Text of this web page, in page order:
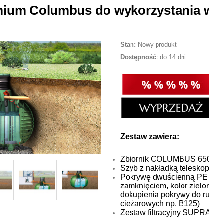
Columbus do wykorzystania
Stan: Nowy produkt
Dostępność: do 14 dni
Zestaw zawiera:
Zbiornik COLUMBUS
Szyb z nakładką
Pokrywę dwuścienną
zamknięciem, kolor
dokupienia pokrywy do
cieżarowych np. B125)
Zestaw filtracyjny